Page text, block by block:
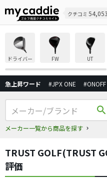
クチコミ 54,053
ドライバー FW UT
急上昇ワード #JPX ONE
search
メーカー一覧から商品を探す
TRUST GOLF(TRUST
評価